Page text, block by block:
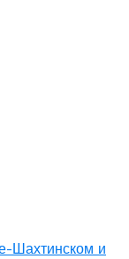
Шахтинском и